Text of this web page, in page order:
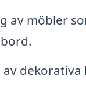
av möbler
dekorativa